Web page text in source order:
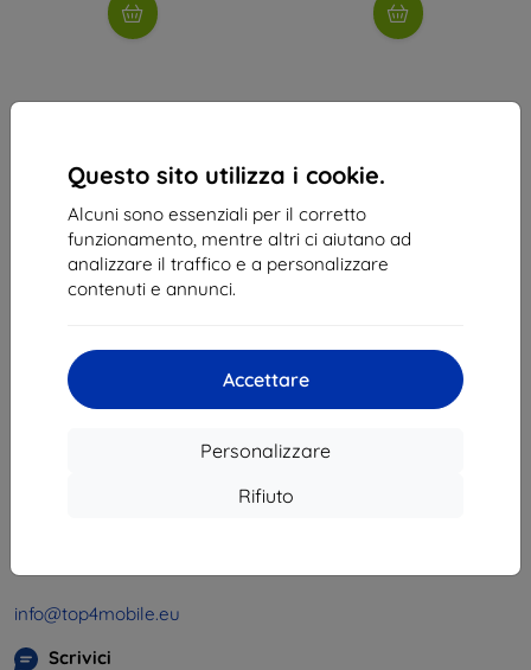
Questo sito utilizza i cookie.
Alcuni sono essenziali per il corretto
funzionamento, mentre altri ci aiutano ad
analizzare il traffico e a personalizzare
contenuti e annunci.
Accettare
Personalizzare
Rifiuto
Shield-Sk s.r.o.
Via Rudolfa Mocka 3750/2A
841 04 Bratislava
info@top4mobile.eu
Scrivici